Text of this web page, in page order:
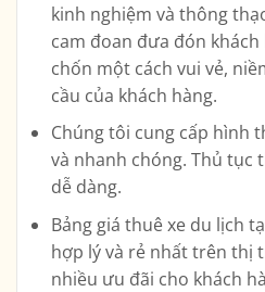
kinh nghiệm và thông
cam đoan đưa đón
chốn một cách vui vẻ,
cầu của khách hàng.
Chúng tôi cung cấp hình
và nhanh chóng. Thủ tục
dễ dàng.
Bảng giá thuê xe du lịch
hợp lý và rẻ nhất trên thị
nhiều ưu đãi cho khách